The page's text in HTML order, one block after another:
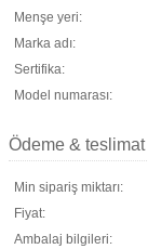
Menşe yeri:
Marka adı:
Sertifika:
Model numarası:
Ödeme & teslimat
Min sipariş miktarı:
Fiyat:
Ambalaj bilgileri: